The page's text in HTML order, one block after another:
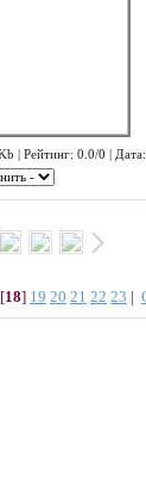
| Рейтинг: 0.0/0 |
[18] 19 20 21 22 23 |